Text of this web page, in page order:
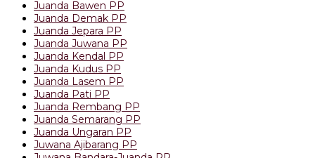
Juanda Bawen PP
Juanda Demak PP
Juanda Jepara PP
Juanda Juwana PP
Juanda Kendal PP
Juanda Kudus PP
Juanda Lasem PP
Juanda Pati PP
Juanda Rembang PP
Juanda Semarang PP
Juanda Ungaran PP
Juwana Ajibarang PP